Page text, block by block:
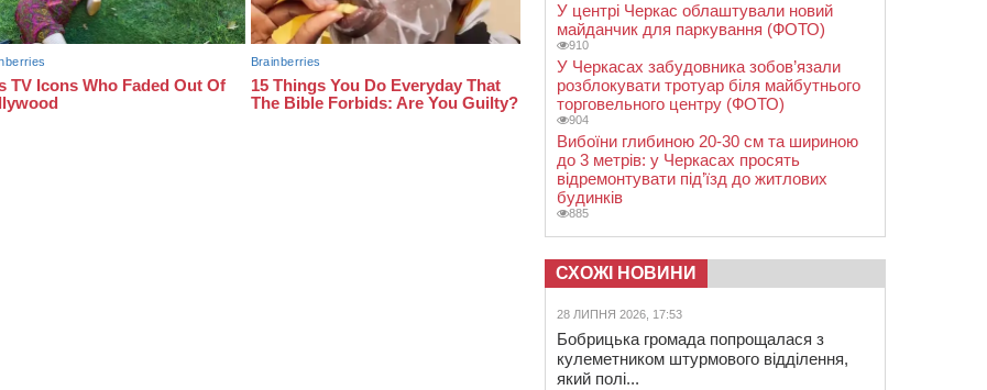
У центрі Черкас облаштували новий
майданчик для паркування (ФОТО)
910
У Черкасах забудовника зобов’язали
розблокувати тротуар біля майбутнього
торговельного центру (ФОТО)
904
Вибоїни глибиною 20-30 см та шириною
до 3 метрів: у Черкасах просять
відремонтувати під’їзд до житлових
будинків
885
СХОЖІ НОВИНИ
28 ЛИПНЯ 2026, 17:53
Бобрицька громада попрощалася з
кулеметником штурмового відділення,
який полі...